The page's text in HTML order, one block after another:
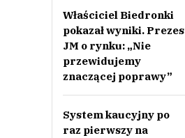
Właściciel Biedronki
pokazał wyniki. Prezes
JM o rynku: „Nie
przewidujemy
znaczącej poprawy”
System kaucyjny po
raz pierwszy na